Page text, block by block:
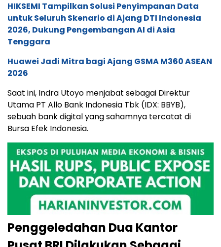
HIKSEMI Tampilkan Solusi Penyimpanan Data
untuk Seluruh Skenario di Ajang DTI Indonesia
2026, Dukung Pengembangan AI di Asia
Tenggara
Huawei Jadi Mitra bagi Ajang GSMA M360 ASEAN
2026
Saat ini, Indra Utoyo menjabat sebagai Direktur
Utama PT Allo Bank Indonesia Tbk (IDX: BBYB),
sebuah bank digital yang sahamnya tercatat di
Bursa Efek Indonesia.
Penggeledahan Dua Kantor